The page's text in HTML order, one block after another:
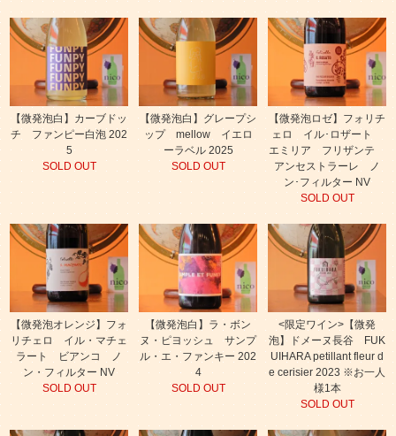
【微発泡白】カーブドッ
チ ファンピー白泡 202
5
SOLD OUT
【微発泡白】グレープシ
ップ mellow イエロ
ーラベル 2025
SOLD OUT
【微発泡ロゼ】フォリチ
ェロ イル･ロザート
エミリア フリザンテ
アンセストラーレ ノ
ン･フィルター NV
SOLD OUT
【微発泡オレンジ】フォ
リチェロ イル・マチェ
ラート ビアンコ ノ
ン・フィルター NV
SOLD OUT
【微発泡白】ラ・ボン
ヌ・ピヨッシュ サンプ
ル・エ・ファンキー 202
4
SOLD OUT
<限定ワイン>【微発
泡】ドメーヌ長谷 FUK
UIHARA petillant fleur d
e cerisier 2023 ※お一人
様1本
SOLD OUT